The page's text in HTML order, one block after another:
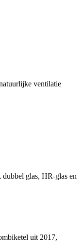
ventilatie
glas, HR-glas en
uit 2017,